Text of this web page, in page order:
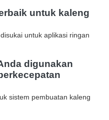
untuk kaleng
untuk aplikasi ringan
digunakan
sistem pembuatan kaleng